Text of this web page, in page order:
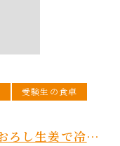
受験生の食卓
簡単茹で鶏 ～万能ニラダレとおろし生姜で冷え知らず＆海草でヘルシー！～